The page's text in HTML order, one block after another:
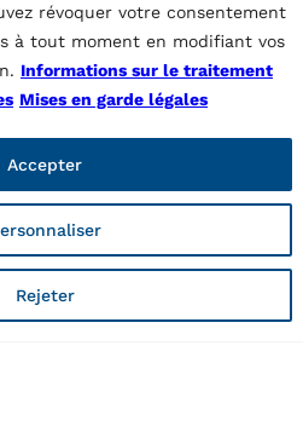
révoquer votre consentement
à tout moment en modifiant vos
Informations sur le traitement
Mises en garde légales
Rejeter
Accepter
Service Group (VSG), est le
de ponts élévateurs pour
pneumatiques et de